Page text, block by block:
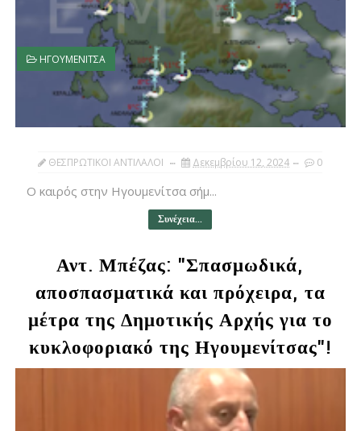
ΗΓΟΥΜΕΝΙΤΣΑ
ΘΕΣΠΡΩΤΙΚΟΙ ΑΝΤΙΛΑΛΟΙ Δεκεμβρίου 12, 2024 0
Ο καιρός στην Ηγουμενίτσα σήμ...
Συνέχεια...
Αντ. Μπέζας: "Σπασμωδικά,
αποσπασματικά και πρόχειρα, τα
μέτρα της Δημοτικής Αρχής για το
κυκλοφοριακό της Ηγουμενίτσας"!